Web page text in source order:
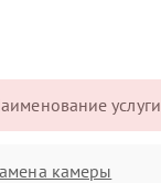
услуги
камеры